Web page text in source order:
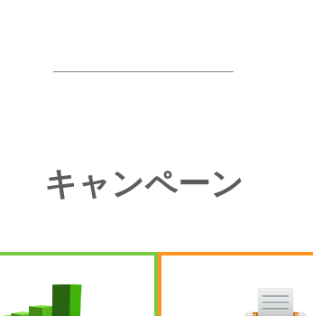
キャンペーン